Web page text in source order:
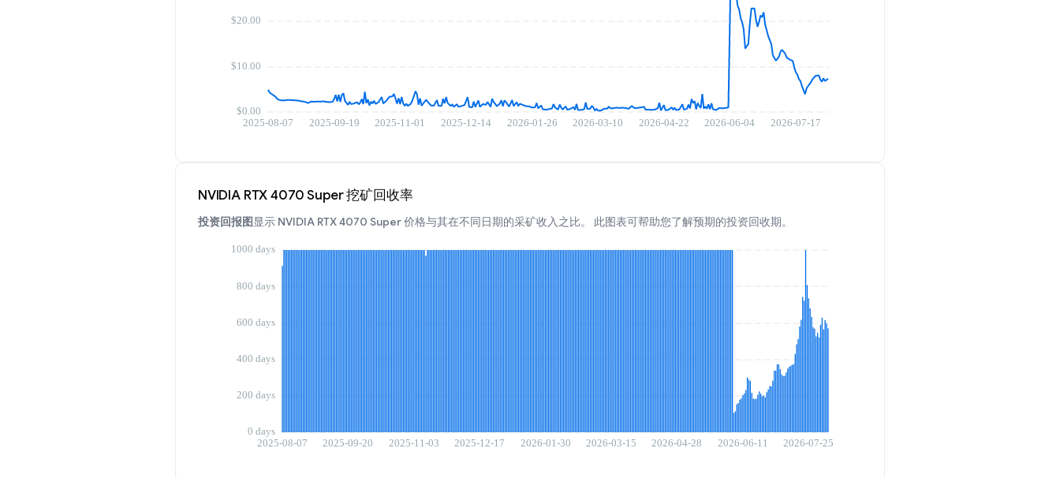
NVIDIA RTX 4070 Super 挖矿回收率
投资回报图显示 NVIDIA RTX 4070 Super 价格与其在不同日期的采矿收入之比。 此图表可帮助您了解预期的投资回收期。